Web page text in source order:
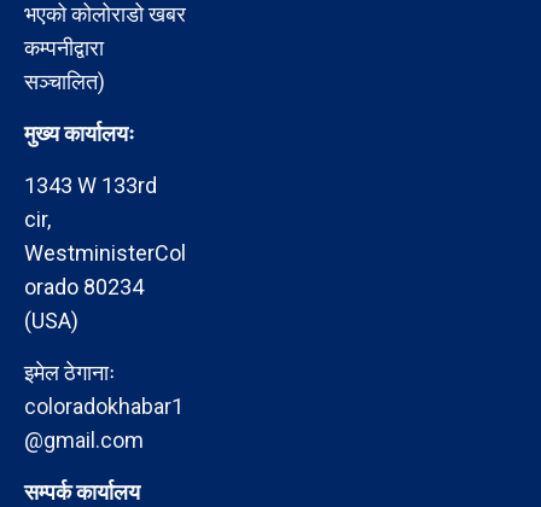
भएको कोलोराडो खबर
कम्पनीद्वारा
सञ्चालित)
मुख्य कार्यालयः
1343 W 133rd
cir,
WestministerCol
orado 80234
(USA)
इमेल ठेगानाः
coloradokhabar1
@gmail.com
सम्पर्क कार्यालय